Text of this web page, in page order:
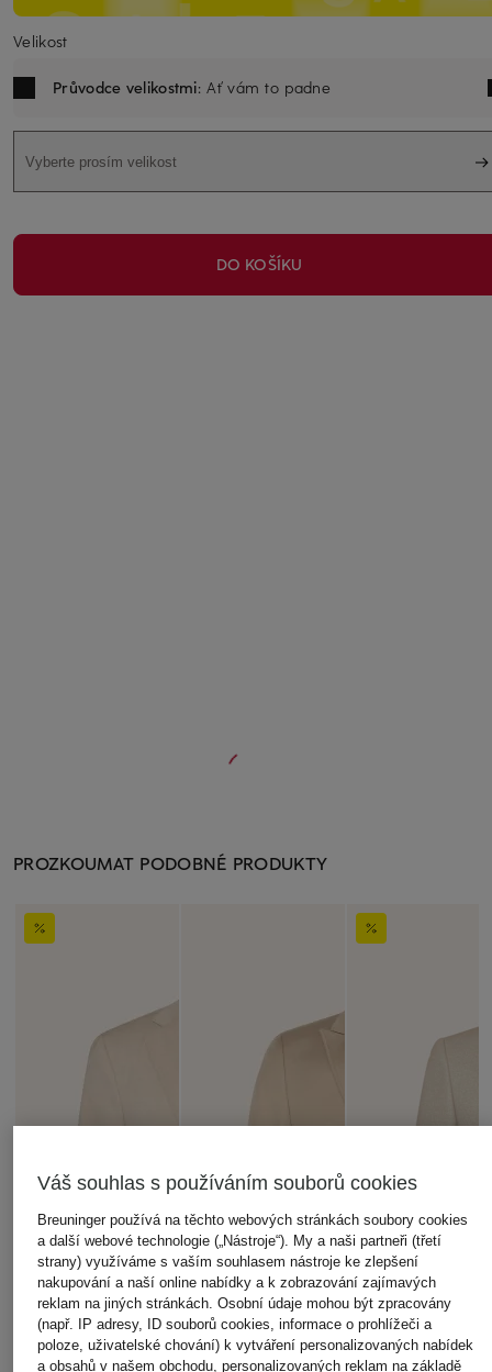
Velikost
Průvodce velikostmi: Ať vám to padne
Vyberte prosím velikost
DO KOŠÍKU
PROZKOUMAT PODOBNÉ PRODUKTY
Váš souhlas s používáním souborů cookies
Breuninger používá na těchto webových stránkách soubory cookies
a další webové technologie („Nástroje“). My a naši partneři (třetí
strany) využíváme s vaším souhlasem nástroje ke zlepšení
nakupování a naší online nabídky a k zobrazování zajímavých
reklam na jiných stránkách. Osobní údaje mohou být zpracovány
(např. IP adresy, ID souborů cookies, informace o prohlížeči a
poloze, uživatelské chování) k vytváření personalizovaných nabídek
a obsahů v našem obchodu, personalizovaných reklam na základě